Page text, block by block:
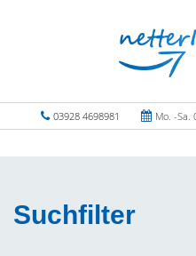
03928 4698981 Mo. -Sa.
Suchfilter